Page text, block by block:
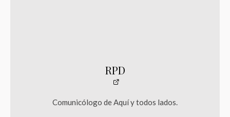
RPD
Comunicólogo de Aquí y todos lados.